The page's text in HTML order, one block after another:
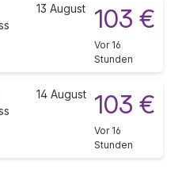
13 August 103 €
Vor 16
Stunden
14 August 103 €
Vor 16
Stunden